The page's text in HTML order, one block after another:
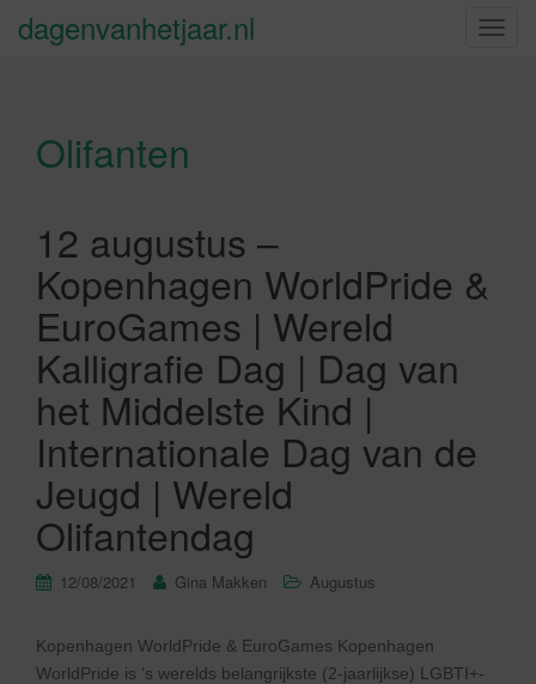
S
dagenvanhetjaar.nl
Olifanten
12 augustus –
Kopenhagen WorldPride &
EuroGames | Wereld
Kalligrafie Dag | Dag van
het Middelste Kind |
Internationale Dag van de
Jeugd | Wereld
Olifantendag
12/08/2021 Gina Makken Augustus
Kopenhagen WorldPride & EuroGames Kopenhagen
WorldPride is ’s werelds belangrijkste (2-jaarlijkse) LGBTI+-